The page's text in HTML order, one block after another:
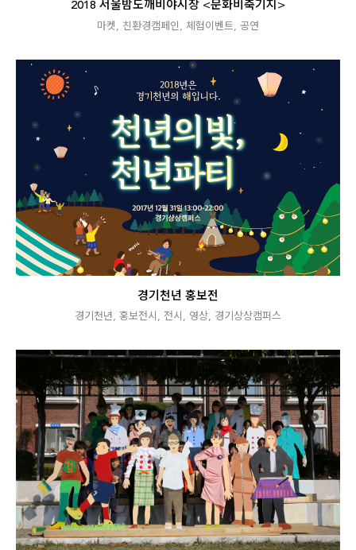
2018 서울밤도깨비야시장 <문화비축기지>
마켓 , 친환경캠페인 , 체험이벤트, 공연
경기천년 홍보전
경기천년, 홍보전시 , 전시 , 영상, 경기상상캠퍼스